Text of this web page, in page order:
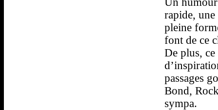
rapide,
pleine
font de ce
De plus,
passages
Bond,
sympa.